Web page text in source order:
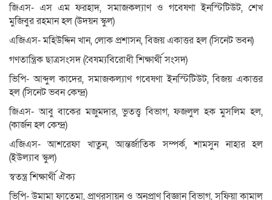
জিএস- এস এম ফরহাদ, সমাজকল্যাণ ও গবেষণা ইনস্টিটিউট, শেখ
মুজিবুর রহমান হল (উদয়ন স্কুল)
এজিএস- মহিউদ্দিন খান, লোক প্রশাসন, বিজয় একাত্তর হল (সিনেট ভবন)
গণতান্ত্রিক ছাত্রসংসদ (বৈষম্যবিরোধী শিক্ষার্থী সংসদ)
ভিপি- আব্দুল কাদের, সমাজকল্যাণ গবেষণা ইনস্টিটিউট, বিজয় একাত্তর
হল (সিনেট ভবন কেন্দ্র)
জিএস- আবু বাকের মজুমদার, ভুতত্ত্ব বিভাগ, ফজলুল হক মুসলিম হল,
(কার্জন হল কেন্দ্র)
এজিএস- আশরেফা খাতুন, আন্তর্জাতিক সম্পর্ক, শামসুন নাহার হল
(ইউল্যাব স্কুল)
স্বতন্ত্র শিক্ষার্থী ঐক্য
ভিপি- উমামা ফাতেমা, প্রাণরসায়ন ও অনুপ্রাণ বিজ্ঞান বিভাগ, সুফিয়া কামাল